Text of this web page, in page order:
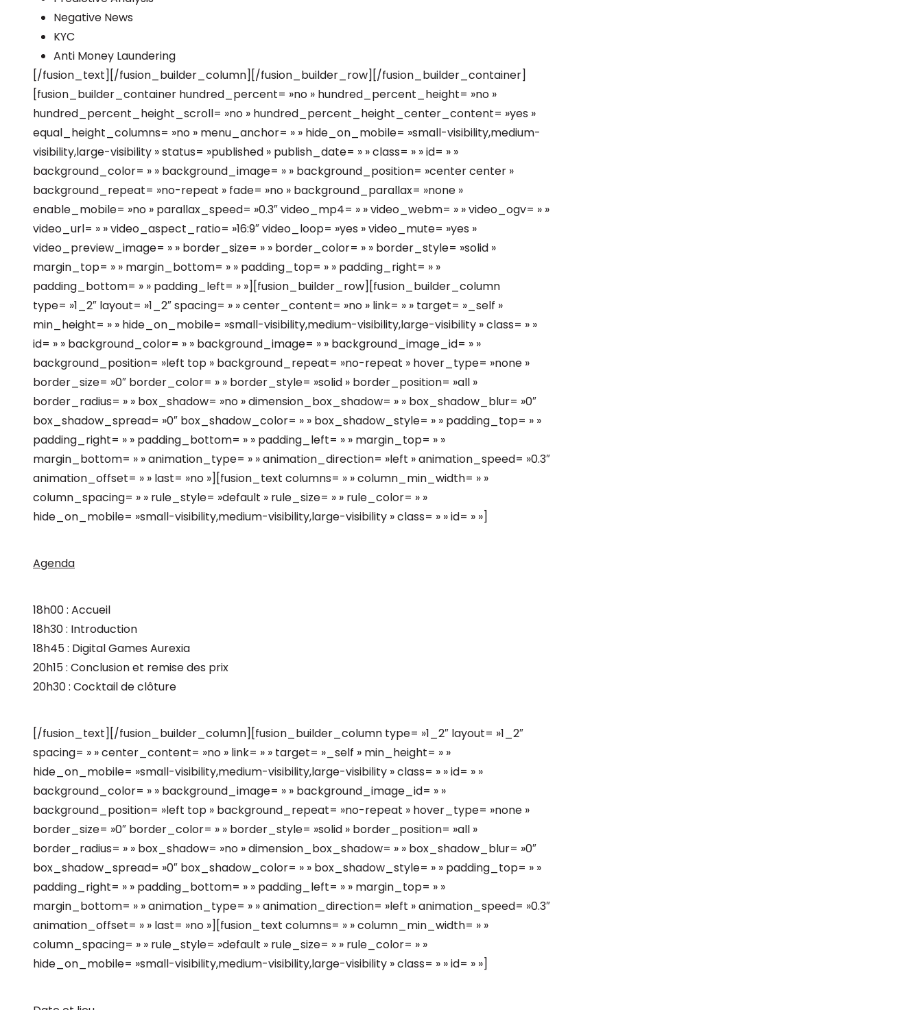
Negative News
KYC
Anti Money Laundering
[/fusion_text][/fusion_builder_column][/fusion_builder_row][/fusion_builder_container]
[fusion_builder_container hundred_percent= »no » hundred_percent_height= »no »
hundred_percent_height_scroll= »no » hundred_percent_height_center_content= »yes »
equal_height_columns= »no » menu_anchor= » » hide_on_mobile= »small-visibility,medium-
visibility,large-visibility » status= »published » publish_date= » » class= » » id= » »
background_color= » » background_image= » » background_position= »center center »
background_repeat= »no-repeat » fade= »no » background_parallax= »none »
enable_mobile= »no » parallax_speed= »0.3″ video_mp4= » » video_webm= » » video_ogv= » »
video_url= » » video_aspect_ratio= »16:9″ video_loop= »yes » video_mute= »yes »
video_preview_image= » » border_size= » » border_color= » » border_style= »solid »
margin_top= » » margin_bottom= » » padding_top= » » padding_right= » »
padding_bottom= » » padding_left= » »][fusion_builder_row][fusion_builder_column
type= »1_2″ layout= »1_2″ spacing= » » center_content= »no » link= » » target= »_self »
min_height= » » hide_on_mobile= »small-visibility,medium-visibility,large-visibility » class= » »
id= » » background_color= » » background_image= » » background_image_id= » »
background_position= »left top » background_repeat= »no-repeat » hover_type= »none »
border_size= »0″ border_color= » » border_style= »solid » border_position= »all »
border_radius= » » box_shadow= »no » dimension_box_shadow= » » box_shadow_blur= »0″
box_shadow_spread= »0″ box_shadow_color= » » box_shadow_style= » » padding_top= » »
padding_right= » » padding_bottom= » » padding_left= » » margin_top= » »
margin_bottom= » » animation_type= » » animation_direction= »left » animation_speed= »0.3″
animation_offset= » » last= »no »][fusion_text columns= » » column_min_width= » »
column_spacing= » » rule_style= »default » rule_size= » » rule_color= » »
hide_on_mobile= »small-visibility,medium-visibility,large-visibility » class= » » id= » »]
Agenda
18h00 : Accueil
18h30 : Introduction
18h45 : Digital Games Aurexia
20h15 : Conclusion et remise des prix
20h30 : Cocktail de clôture
[/fusion_text][/fusion_builder_column][fusion_builder_column type= »1_2″ layout= »1_2″
spacing= » » center_content= »no » link= » » target= »_self » min_height= » »
hide_on_mobile= »small-visibility,medium-visibility,large-visibility » class= » » id= » »
background_color= » » background_image= » » background_image_id= » »
background_position= »left top » background_repeat= »no-repeat » hover_type= »none »
border_size= »0″ border_color= » » border_style= »solid » border_position= »all »
border_radius= » » box_shadow= »no » dimension_box_shadow= » » box_shadow_blur= »0″
box_shadow_spread= »0″ box_shadow_color= » » box_shadow_style= » » padding_top= » »
padding_right= » » padding_bottom= » » padding_left= » » margin_top= » »
margin_bottom= » » animation_type= » » animation_direction= »left » animation_speed= »0.3″
animation_offset= » » last= »no »][fusion_text columns= » » column_min_width= » »
column_spacing= » » rule_style= »default » rule_size= » » rule_color= » »
hide_on_mobile= »small-visibility,medium-visibility,large-visibility » class= » » id= » »]